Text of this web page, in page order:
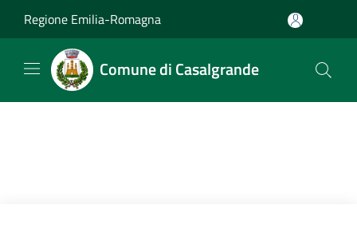
Regione Emilia-Romagna
Comune di Casalgrande